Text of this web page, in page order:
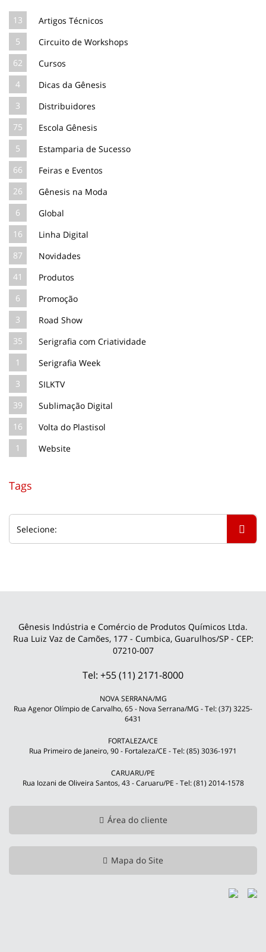
13
Artigos Técnicos
5
Circuito de Workshops
62
Cursos
4
Dicas da Gênesis
3
Distribuidores
75
Escola Gênesis
5
Estamparia de Sucesso
66
Feiras e Eventos
26
Gênesis na Moda
6
Global
16
Linha Digital
87
Novidades
41
Produtos
6
Promoção
3
Road Show
35
Serigrafia com Criatividade
1
Serigrafia Week
3
SILKTV
39
Sublimação Digital
16
Volta do Plastisol
1
Website
Tags
Gênesis Indústria e Comércio de Produtos Químicos Ltda.
Rua Luiz Vaz de Camões, 177 - Cumbica, Guarulhos/SP - CEP:
07210-007
Tel: +55 (11) 2171-8000
NOVA SERRANA/MG
Rua Agenor Olímpio de Carvalho, 65 - Nova Serrana/MG - Tel: (37) 3225-
6431
FORTALEZA/CE
Rua Primeiro de Janeiro, 90 - Fortaleza/CE - Tel: (85) 3036-1971
CARUARU/PE
Rua Iozani de Oliveira Santos, 43 - Caruaru/PE - Tel: (81) 2014-1578
Área do cliente
Mapa do Site